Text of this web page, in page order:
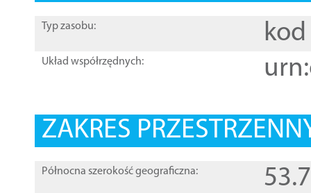
Typ zasobu: kod
Układ współrzędnych:
ZAKRES
Północna szerokość geograficzna: